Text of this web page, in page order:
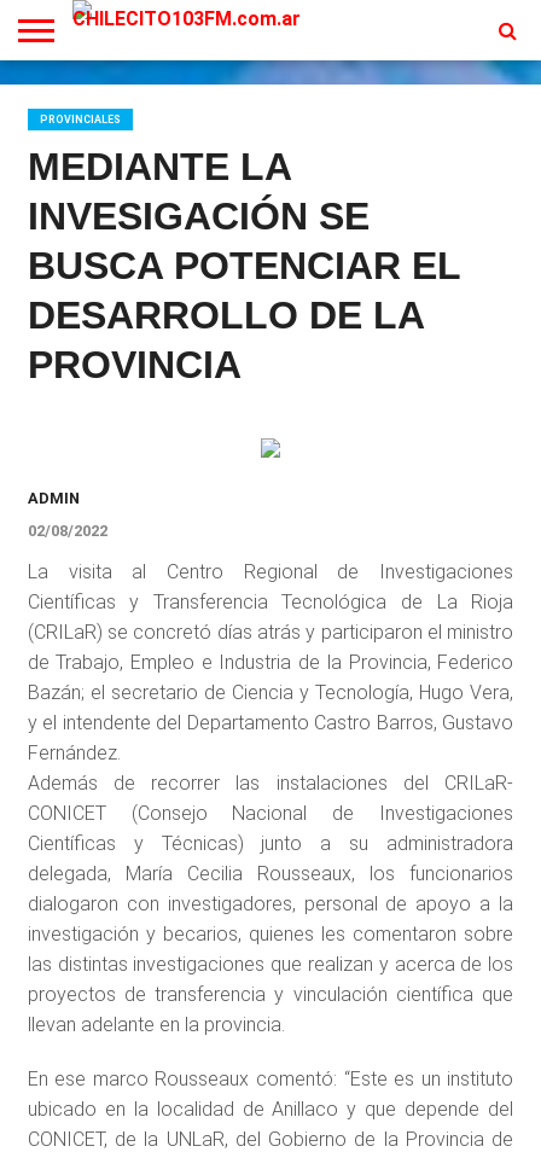
INICIO
EN
VIVO
PROGRAMACION
CONTACTO
PROVINCIALES
MEDIANTE LA
INVESIGACIÓN SE
BUSCA POTENCIAR EL
DESARROLLO DE LA
PROVINCIA
ADMIN
02/08/2022
La visita al Centro Regional de Investigaciones
Científicas y Transferencia Tecnológica de La Rioja
(CRILaR) se concretó días atrás y participaron el ministro
de Trabajo, Empleo e Industria de la Provincia, Federico
Bazán; el secretario de Ciencia y Tecnología, Hugo Vera,
y el intendente del Departamento Castro Barros, Gustavo
Fernández.
Además de recorrer las instalaciones del CRILaR-
CONICET (Consejo Nacional de Investigaciones
Científicas y Técnicas) junto a su administradora
delegada, María Cecilia Rousseaux, los funcionarios
dialogaron con investigadores, personal de apoyo a la
investigación y becarios, quienes les comentaron sobre
las distintas investigaciones que realizan y acerca de los
proyectos de transferencia y vinculación científica que
llevan adelante en la provincia.
En ese marco Rousseaux comentó: “Este es un instituto
ubicado en la localidad de Anillaco y que depende del
CONICET, de la UNLaR, del Gobierno de la Provincia de